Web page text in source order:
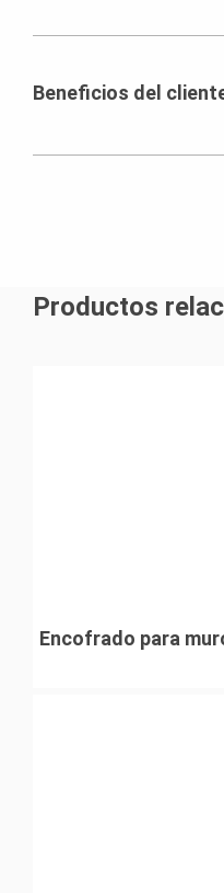
MULTIFLEX Sistema
Beneficios del
Productos
Encofrado para